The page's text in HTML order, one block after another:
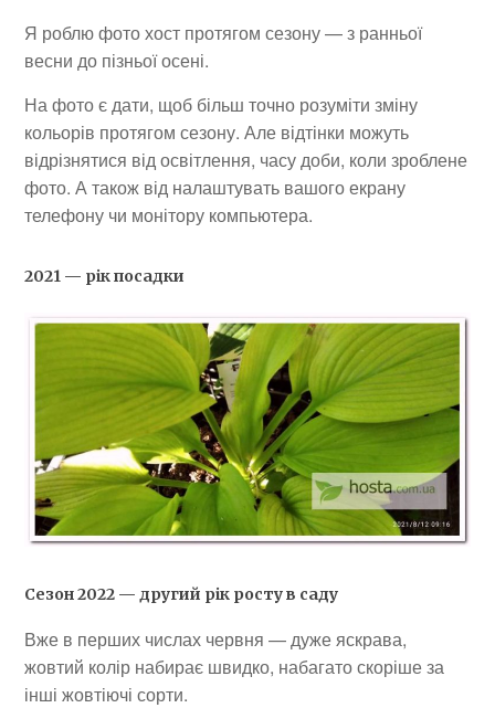
Я роблю фото хост протягом сезону — з ранньої
весни до пізньої осені.
На фото є дати, щоб більш точно розуміти зміну
кольорів протягом сезону. Але відтінки можуть
відрізнятися від освітлення, часу доби, коли зроблене
фото. А також від налаштувать вашого екрану
телефону чи монітору компьютера.
2021 — рік посадки
Сезон 2022 — другий рік росту в саду
Вже в перших числах червня — дуже яскрава,
жовтий колір набирає швидко, набагато скоріше за
інші жовтіючі сорти.